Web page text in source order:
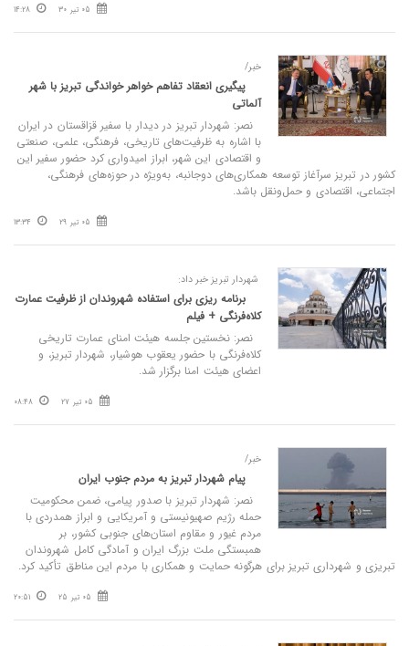
05 تیر 30 14:28
خبر/
پیگیری انعقاد تفاهم خواهر خواندگی تبریز با شهر
آلماتی
نصر: شهردار تبریز در دیدار با سفیر قزاقستان در ایران
با اشاره به ظرفیت‌های تاریخی، فرهنگی، علمی، صنعتی
و اقتصادی این شهر، ابراز امیدواری کرد حضور سفیر این
کشور در تبریز سرآغاز توسعه همکاری‌های دوجانبه، به‌ویژه در حوزه‌های فرهنگی،
اجتماعی، اقتصادی و حمل‌ونقل باشد.
05 تیر 29 13:34
شهردار تبریز خبر داد:
برنامه ریزی برای استفاده شهروندان از ظرفیت عمارت
کلاه‌فرنگی + فیلم
نصر: نخستین جلسه هیئت امنای عمارت تاریخی
کلاه‌فرنگی با حضور یعقوب هوشیار، شهردار تبریز، و
اعضای هیئت امنا برگزار شد.
05 تیر 27 08:48
خبر/
پیام شهردار تبریز به مردم جنوب ایران
نصر: شهردار تبریز با صدور پیامی، ضمن محکومیت
حمله رژیم صهیونیستی و آمریکایی و ابراز همدردی با
مردم غیور و مقاوم استان‌های جنوبی کشور، بر
همبستگی ملت بزرگ ایران و آمادگی کامل شهروندان
تبریزی و شهرداری تبریز برای هرگونه حمایت و همکاری با مردم این مناطق تأکید کرد.
05 تیر 25 20:51